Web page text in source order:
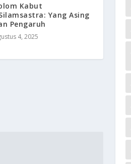
Kabut
Yang Asing
Pengaruh
4, 2025